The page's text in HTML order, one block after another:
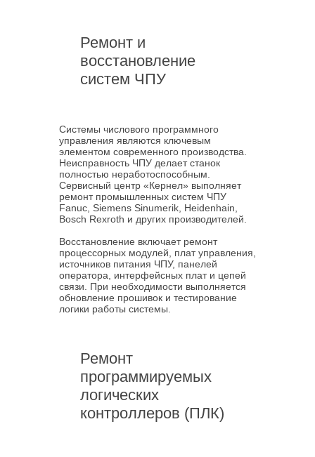
Ремонт и
восстановление
систем ЧПУ
Системы числового программного
управления являются ключевым
элементом современного производства.
Неисправность ЧПУ делает станок
полностью неработоспособным.
Сервисный центр «Кернел» выполняет
ремонт промышленных систем ЧПУ
Fanuc, Siemens Sinumerik, Heidenhain,
Bosch Rexroth и других производителей.
Восстановление включает ремонт
процессорных модулей, плат управления,
источников питания ЧПУ, панелей
оператора, интерфейсных плат и цепей
связи. При необходимости выполняется
обновление прошивок и тестирование
логики работы системы.
Ремонт
программируемых
логических
контроллеров (ПЛК)